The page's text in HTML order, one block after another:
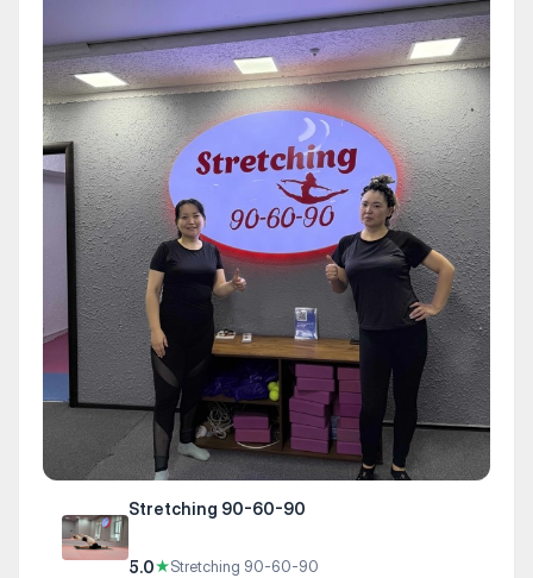
Stretching 90-60-90
5.0★Stretching 90-60-90